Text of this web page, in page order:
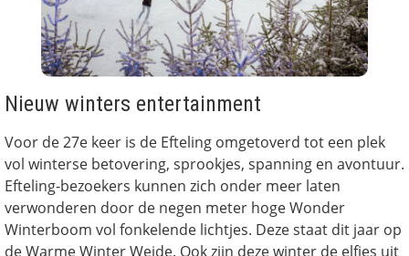
Nieuw winters entertainment
Voor de 27e keer is de Efteling omgetoverd tot een plek
vol winterse betovering, sprookjes, spanning en avontuur.
Efteling-bezoekers kunnen zich onder meer laten
verwonderen door de negen meter hoge Wonder
Winterboom vol fonkelende lichtjes. Deze staat dit jaar op
de Warme Winter Weide. Ook zijn deze winter de elfjes uit